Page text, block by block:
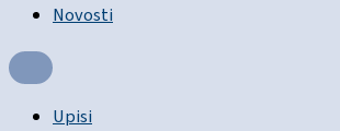
Novosti
Upisi